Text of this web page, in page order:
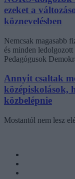
ezeket a
köznevelésben
Nemcsak magasabb
és minden
Pedagógusok
Annyit csaltak
középiskolások,
közbelépnie
Mostantól nem lesz